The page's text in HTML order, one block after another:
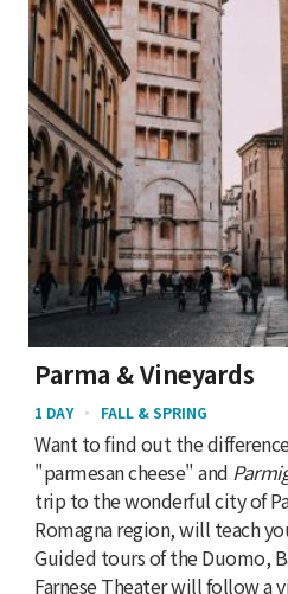
Parma & Vineyards
1 DAY FALL & SPRING
Want to find out the
"parmesan cheese" and
trip to the wonderful city of
Romagna region, will teach
Guided tours of the Duomo,
Farnese Theater will follow a